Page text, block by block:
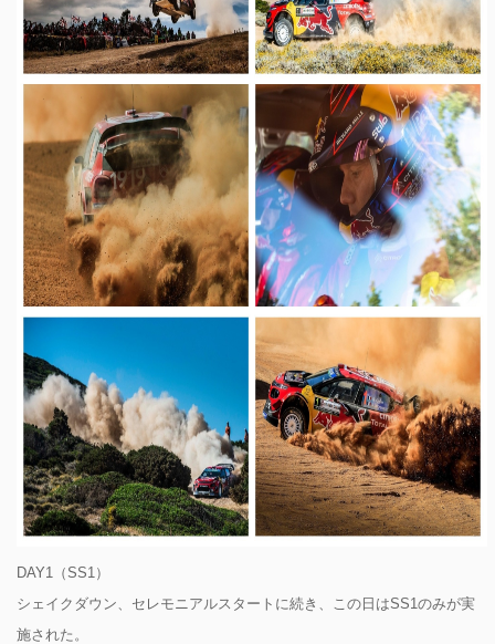
DAY1（SS1）
シェイクダウン、セレモニアルスタートに続き、この日はSS1のみが実
施された。